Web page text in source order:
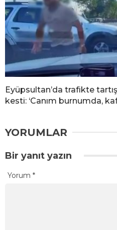
Eyüpsultan’da trafikte
kesti: ‘Canım burnumda,
YORUMLAR
Bir yanıt yazın
Yorum *